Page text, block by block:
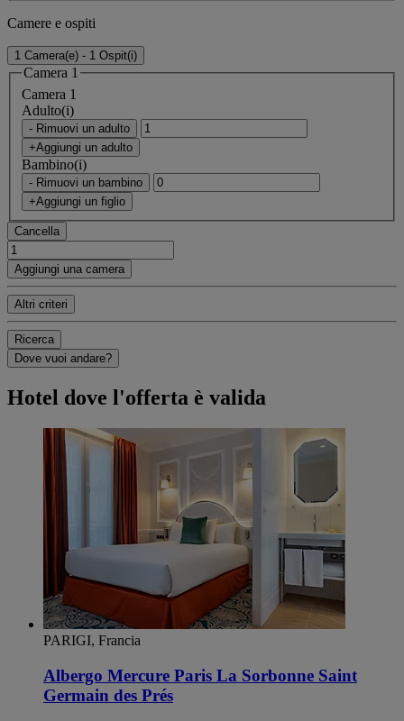
Camere e ospiti
1 Camera(e) - 1 Ospit(i)
Camera 1
Camera 1
Adulto(i)
- Rimuovi un adulto
+Aggiungi un adulto
Bambino(i)
- Rimuovi un bambino
+Aggiungi un figlio
Cancella
Aggiungi una camera
Altri criteri
Ricerca
Dove vuoi andare?
Hotel dove l'offerta è valida
PARIGI, Francia
Albergo Mercure Paris La Sorbonne Saint
Germain des Prés